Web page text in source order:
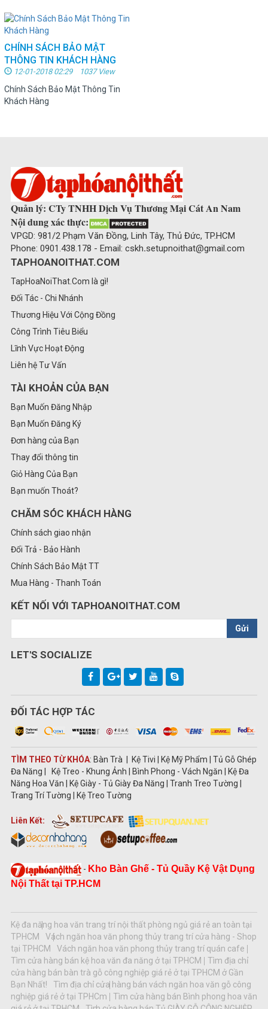
CHÍNH SÁCH BẢO MẬT
THÔNG TIN KHÁCH HÀNG
12-01-2018 02:29 1037 View
Chính Sách Bảo Mật Thông Tin
Khách Hàng
Quản lý: CTy TNHH Dịch Vụ Thương Mại Cát An Nam
Nội dung xác thực:
VPGD: 981/2 Phạm Văn Đồng, Linh Tây, Thủ Đức, TP.HCM
Phone: 0901.438.178 - Email: cskh.setupnoithat@gmail.com
TAPHOANOITHAT.COM
TapHoaNoiThat.Com là gì!
Đối Tác - Chi Nhánh
Thương Hiệu Với Cộng Đồng
Công Trình Tiêu Biểu
Lĩnh Vực Hoạt Động
Liên hệ Tư Vấn
TÀI KHOẢN CỦA BẠN
Bạn Muốn Đăng Nhập
Bạn Muốn Đăng Ký
Đơn hàng của Bạn
Thay đổi thông tin
Giỏ Hàng Của Bạn
Bạn muốn Thoát?
CHĂM SÓC KHÁCH HÀNG
Chính sách giao nhận
Đổi Trả - Bảo Hành
Chính Sách Bảo Mật TT
Mua Hàng - Thanh Toán
KẾT NỐI VỚI TAPHOANOITHAT.COM
Gửi
LET'S SOCIALIZE
ĐỐI TÁC HỢP TÁC
TÌM THEO TỪ KHÓA: Bàn Trà | Kệ Tivi | Kệ Mỹ Phẩm | Tủ Gỗ Ghép
Đa Năng | Kệ Treo - Khung Ảnh | Bình Phong - Vách Ngăn | Kệ Đa
Năng Hoa Văn | Kệ Giày - Tủ Giày Đa Năng | Tranh Treo Tường |
Trang Trí Tường | Kệ Treo Tường
Liên Kết:
- Kho Bàn Ghế - Tủ Quầy Kệ Vật Dụng
Nội Thất tại TP.HCM
Kệ đa năng hoa văn trang trí nội thất phòng ngủ giá rẻ an toàn tại
TPHCM
Vách ngăn hoa văn phong thủy trang trí cửa hàng - Shop
tại TPHCM
Vách ngăn hoa văn phong thủy trang trí quán cafe
Tìm cửa hàng bán kệ hoa văn đa năng ở tại TPHCM
Tìm địa chỉ
cửa hàng bán bàn trà gỗ công nghiệp giá rẻ ở tại TPHCM ở Gần
Bạn Nhất!
Tìm địa chỉ cửa hàng bán vách ngăn hoa văn gỗ công
nghiệp giá rẻ ở tại TPHCm
Tìm cửa hàng bán Bình phong hoa văn